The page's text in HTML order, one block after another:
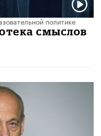
политике
смыслов